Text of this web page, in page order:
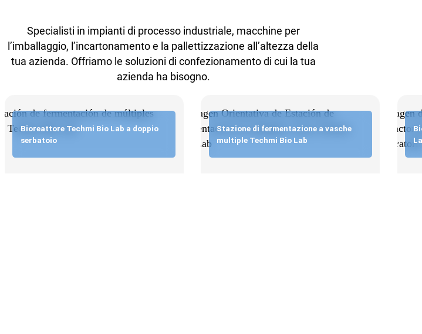
Specialisti in impianti di processo industriale, macchine per
l’imballaggio, l’incartonamento e la pallettizzazione all’altezza della
tua azienda. Offriamo le soluzioni di confezionamento di cui la tua
azienda ha bisogno.
Bioreattore Techmi Bio Lab a doppio
serbatoio
Stazione di fermentazione a vasche
multiple Techmi Bio Lab